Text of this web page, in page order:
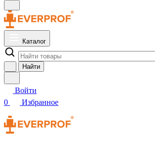
Каталог
Найти
Войти
0
Избранное